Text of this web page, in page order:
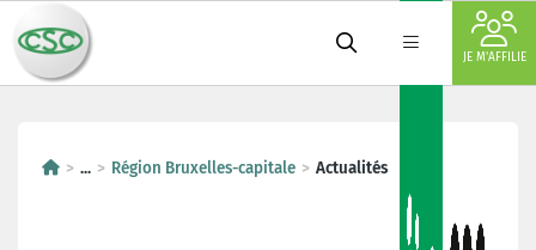
JE M'AFFILIE
... Région Bruxelles-capitale Actualités